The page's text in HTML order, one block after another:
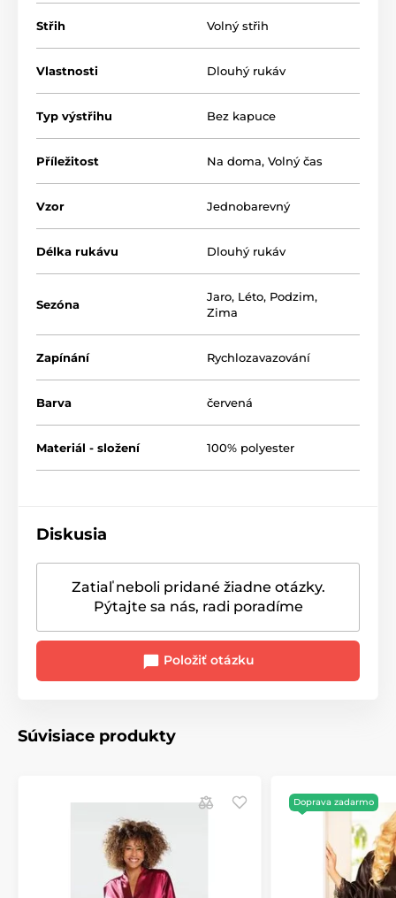
Střih Volný střih
Vlastnosti Dlouhý rukáv
Typ výstřihu Bez kapuce
Příležitost Na doma, Volný čas
Vzor Jednobarevný
Délka rukávu Dlouhý rukáv
Sezóna
Jaro, Léto, Podzim,
Zima
Zapínání Rychlozavazování
Barva červená
Materiál - složení 100% polyester
Diskusia
Zatiaľ neboli pridané žiadne otázky.
Pýtajte sa nás, radi poradíme
Položiť otázku
Súvisiace produkty
Doprava zadarmo